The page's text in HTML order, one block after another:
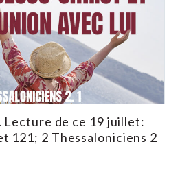
Lecture de ce 19 juillet:
121; 2 Thessaloniciens 2